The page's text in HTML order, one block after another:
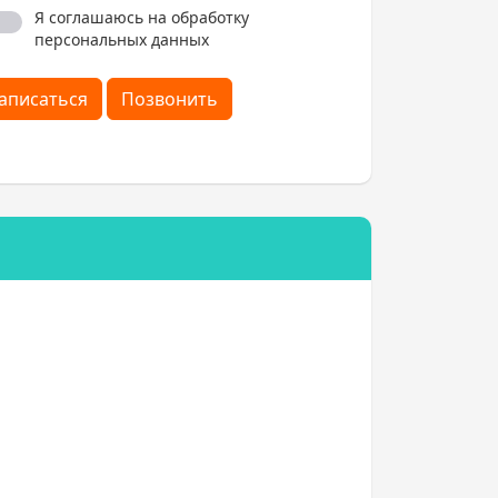
Я соглашаюсь на обработку
персональных данных
Позвонить